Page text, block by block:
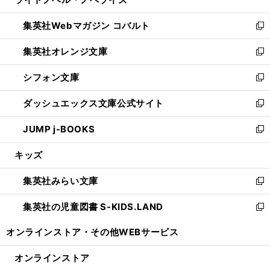
開
く
ウ
で
開
く
ン
ド
ウ
で
開
く
ウ
ィ
ン
ド
ウ
で
開
く
集英社Webマガジン コバルト
新
し
い
ウ
ィ
ン
ド
ウ
で
開
集英社オレンジ文庫
新
し
い
ウ
ィ
ン
ド
ウ
開
く
シフォン文庫
新
し
い
ウ
ィ
ン
ウ
で
開
く
ダッシュエックス文庫公式サイト
新
し
い
ウ
ン
ド
ウ
で
JUMP j-BOOKS
新
し
ウ
ィ
ン
ド
開
キッズ
集英社みらい文庫
新
し
い
ン
集英社の児童図書 S-KIDS.LAND
新
ウ
オンラインストア・ その他WEBサービス
オンラインストア